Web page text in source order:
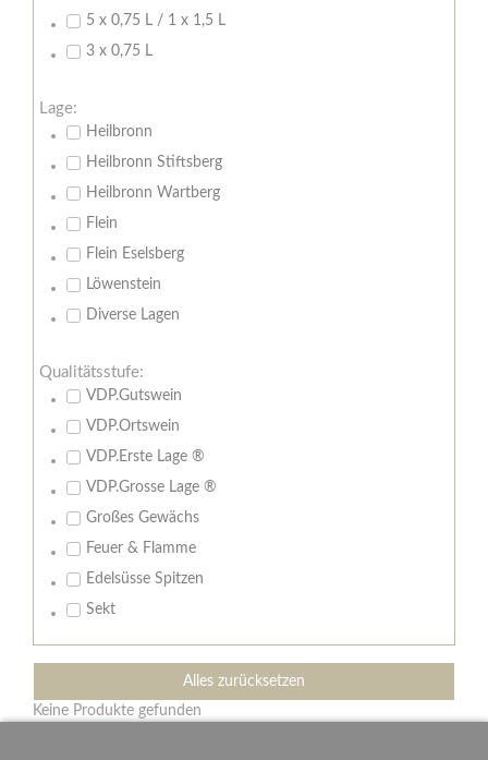
5 x 0,75 L / 1 x 1,5 L
3 x 0,75 L
Lage:
Heilbronn
Heilbronn Stiftsberg
Heilbronn Wartberg
Flein
Flein Eselsberg
Löwenstein
Diverse Lagen
Qualitätsstufe:
VDP.Gutswein
VDP.Ortswein
VDP.Erste Lage ®
VDP.Grosse Lage ®
Großes Gewächs
Feuer & Flamme
Edelsüsse Spitzen
Sekt
Alles zurücksetzen
Keine Produkte gefunden